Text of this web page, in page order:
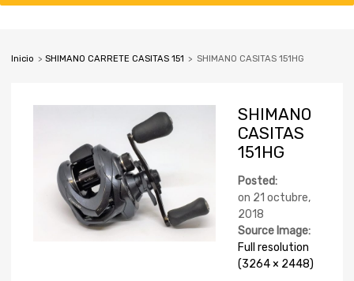
Inicio > SHIMANO CARRETE CASITAS 151 > SHIMANO CASITAS 151HG
SHIMANO
CASITAS
151HG
Posted:
on 21 octubre,
2018
Source Image:
Full resolution
(3264 × 2448)